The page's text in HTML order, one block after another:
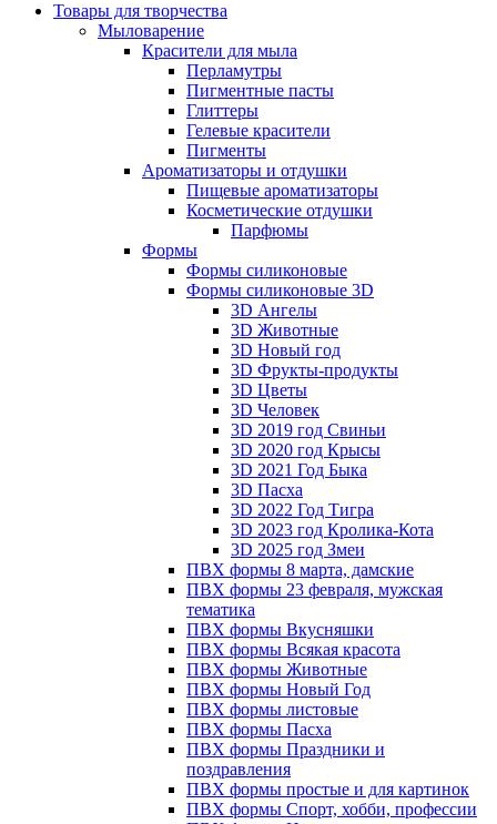
Товары для творчества
Мыловарение
Красители для мыла
Перламутры
Пигментные пасты
Глиттеры
Гелевые красители
Пигменты
Ароматизаторы и отдушки
Пищевые ароматизаторы
Косметические отдушки
Парфюмы
Формы
Формы силиконовые
Формы силиконовые 3D
3D Ангелы
3D Животные
3D Новый год
3D Фрукты-продукты
3D Цветы
3D Человек
3D 2019 год Свиньи
3D 2020 год Крысы
3D 2021 Год Быка
3D Пасха
3D 2022 Год Тигра
3D 2023 год Кролика-Кота
3D 2025 год Змеи
ПВХ формы 8 марта, дамские
ПВХ формы 23 февраля, мужская
тематика
ПВХ формы Вкусняшки
ПВХ формы Всякая красота
ПВХ формы Животные
ПВХ формы Новый Год
ПВХ формы листовые
ПВХ формы Пасха
ПВХ формы Праздники и
поздравления
ПВХ формы простые и для картинок
ПВХ формы Спорт, хобби, профессии